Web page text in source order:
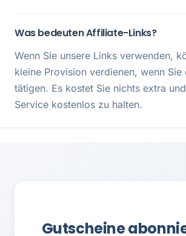
Was bedeuten Affiliate-Links?
Wenn Sie unsere Links verwenden,
kleine Provision verdienen, wenn Sie
tätigen. Es kostet Sie nichts extra
Service kostenlos zu halten.
Gutscheine